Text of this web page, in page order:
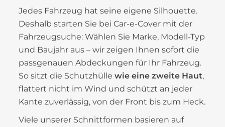
Jedes Fahrzeug hat seine eigene Silhouette.
Deshalb starten Sie bei Car-e-Cover mit der
Fahrzeugsuche: Wählen Sie Marke, Modell-Typ
und Baujahr aus – wir zeigen Ihnen sofort die
passgenauen Abdeckungen für Ihr Fahrzeug.
So sitzt die Schutzhülle wie eine zweite Haut,
flattert nicht im Wind und schützt an jeder
Kante zuverlässig, von der Front bis zum Heck.
Viele unserer Schnittformen basieren auf